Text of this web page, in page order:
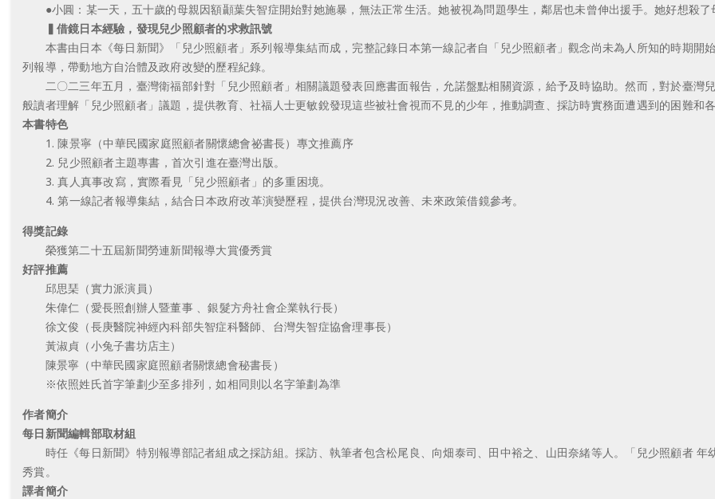
●小圓：某一天，五十歲的母親因額顳葉失智症開始對她施暴，無法正常生活。她被視為問題學生，鄰居也未曾伸出援手。她好想殺
▍借鏡日本經驗，發現兒少照顧者的求救訊號
本書由日本《每日新聞》「兒少照顧者」系列報導集結而成，完整記錄日本第一線記者自「兒少照顧者」觀念尚未為人所知的時期開
列報導，帶動地方自治體及政府改變的歷程紀錄。
二〇二三年五月，臺灣衛福部針對「兒少照顧者」相關議題發表回應書面報告，允諾盤點相關資源，給予及時協助。然而，對於臺灣
般讀者理解「兒少照顧者」議題，提供教育、社福人士更敏銳發現這些被社會視而不見的少年，推動調查、採訪時實務面遭遇到的困難和
本書特色
1. 陳景寧（中華民國家庭照顧者關懷總會祕書長）專文推薦序
2. 兒少照顧者主題專書，首次引進在臺灣出版。
3. 真人真事改寫，實際看見「兒少照顧者」的多重困境。
4. 第一線記者報導集結，結合日本政府改革演變歷程，提供台灣現況改善、未來政策借鏡參考。
得獎記錄
榮獲第二十五屆新聞勞連新聞報導大賞優秀賞
好評推薦
邱思琹（實力派演員）
朱偉仁（愛長照創辦人暨董事 、銀髮方舟社會企業執行長）
徐文俊（長庚醫院神經內科部失智症科醫師、台灣失智症協會理事長）
黃淑貞（小兔子書坊店主）
陳景寧（中華民國家庭照顧者關懷總會秘書長）
※依照姓氏首字筆劃少至多排列，如相同則以名字筆劃為準
作者簡介
每日新聞編輯部取材組
時任《每日新聞》特別報導部記者組成之採訪組。採訪、執筆者包含松尾良、向畑泰司、田中裕之、山田奈緒等人。「兒少照顧者 年
秀賞。
譯者簡介